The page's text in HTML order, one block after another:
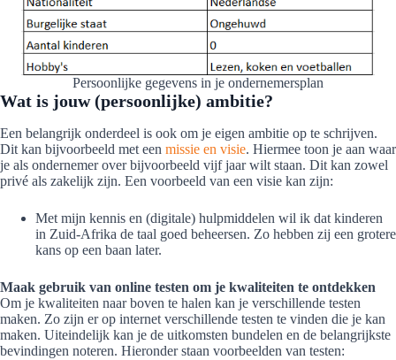
Persoonlijke gegevens in je ondernemersplan
Wat is jouw (persoonlijke) ambitie?
Een belangrijk onderdeel is ook om je eigen ambitie op te schrijven.
Dit kan bijvoorbeeld met een missie en visie. Hiermee toon je aan waar
je als ondernemer over bijvoorbeeld vijf jaar wilt staan. Dit kan zowel
privé als zakelijk zijn. Een voorbeeld van een visie kan zijn:
Met mijn kennis en (digitale) hulpmiddelen wil ik dat kinderen
in Zuid-Afrika de taal goed beheersen. Zo hebben zij een grotere
kans op een baan later.
Maak gebruik van online testen om je kwaliteiten te ontdekken
Om je kwaliteiten naar boven te halen kan je verschillende testen
maken. Zo zijn er op internet verschillende testen te vinden die je kan
maken. Uiteindelijk kan je de uitkomsten bundelen en de belangrijkste
bevindingen noteren. Hieronder staan voorbeelden van testen: